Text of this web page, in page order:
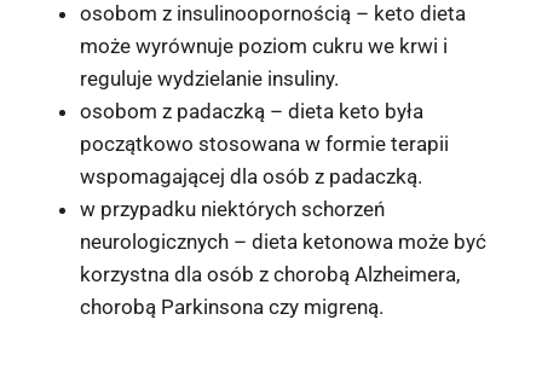
osobom z insulinoopornością – keto dieta
może wyrównuje poziom cukru we krwi i
reguluje wydzielanie insuliny.
osobom z padaczką – dieta keto była
początkowo stosowana w formie terapii
wspomagającej dla osób z padaczką.
w przypadku niektórych schorzeń
neurologicznych – dieta ketonowa może być
korzystna dla osób z chorobą Alzheimera,
chorobą Parkinsona czy migreną.